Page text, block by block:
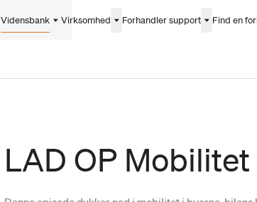
Vidensbank Virksomhed Forhandler support Find en
LAD OP